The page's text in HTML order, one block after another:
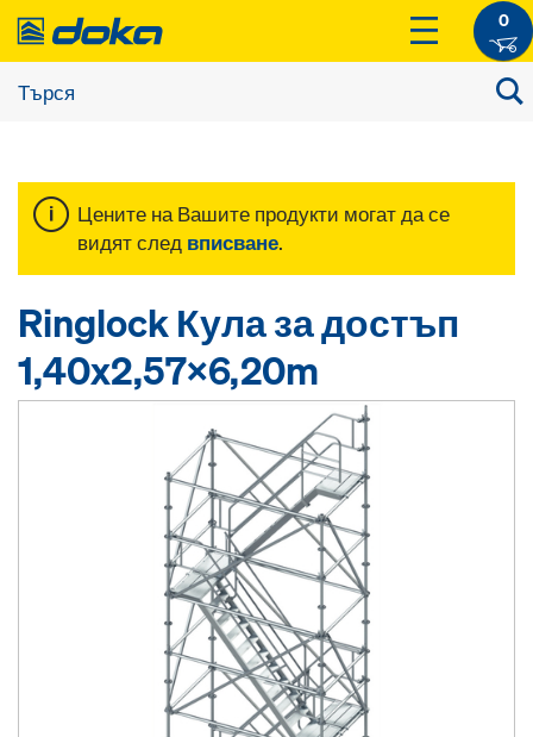
0
Цените на Вашите продукти могат да се
видят след вписване.
Ringlock Кула за достъп
1,40x2,57x6,20m